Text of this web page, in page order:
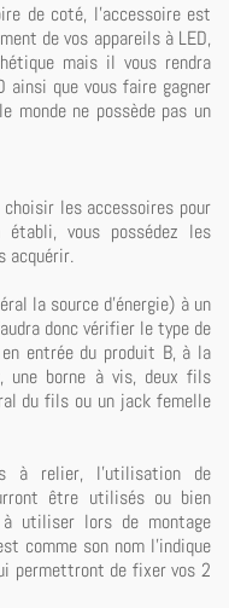
de coté, l'accessoire est
de vos appareils à LED,
mais il vous rendra
ainsi que vous faire gagner
monde ne possède pas un
les accessoires pour
vous possédez les
acquérir.
la source d'énergie) à un
donc vérifier le type de
entrée du produit B, à la
une borne à vis, deux fils
du fils ou un jack femelle
à relier, l'utilisation de
être utilisés ou bien
utiliser lors de montage
comme son nom l'indique
permettront de fixer vos 2